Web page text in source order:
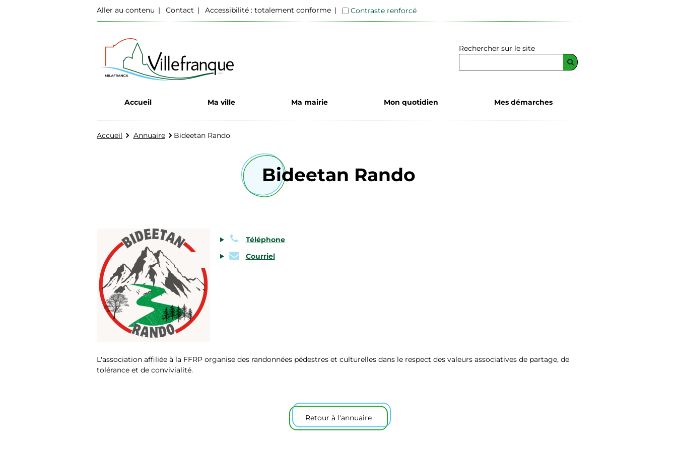
Aller au contenu Contact Accessibilité : totalement conforme Contraste renforcé
Rechercher sur le site
Accueil Ma ville Ma mairie Mon quotidien Mes démarches
Accueil Annuaire Bideetan Rando
Bideetan Rando
Téléphone
Courriel
L'association affiliée à la FFRP organise des randonnées pédestres et culturelles dans le respect des valeurs associatives de partage, de
tolérance et de convivialité.
Retour à l'annuaire